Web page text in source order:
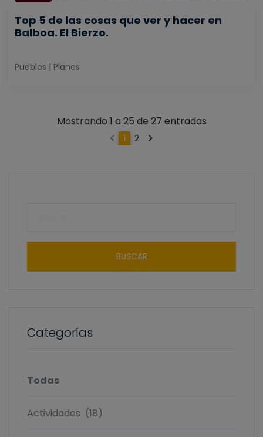
Top 5 de las cosas que ver y hacer en
Balboa. El Bierzo.
Pueblos | Planes
Mostrando 1 a 25 de 27 entradas
1 2
BUSCAR
Categorías
Todas
Actividades (18)